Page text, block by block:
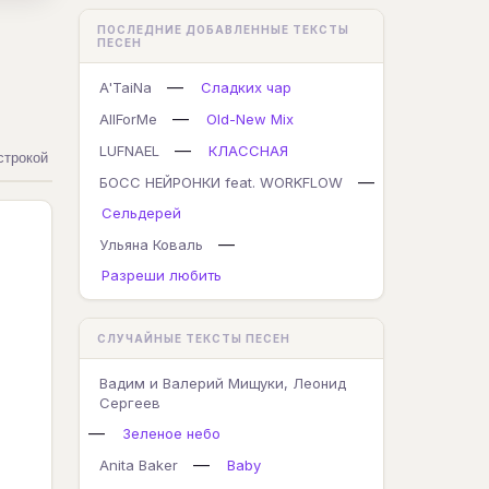
ПОСЛЕДНИЕ ДОБАВЛЕННЫЕ ТЕКСТЫ
ПЕСЕН
A'TaiNa —
Сладких чар
AllForMe
—
Old-New Mix
LUFNAEL
—
КЛАССНАЯ
БОСС НЕЙРОНКИ feat. WORKFLOW
—
Сельдерей
Ульяна Коваль
—
Разреши любить
СЛУЧАЙНЫЕ ТЕКСТЫ ПЕСЕН
Вадим и Валерий Мищуки, Леонид
Сергеев
—
Зеленое небо
Anita Baker
—
Baby